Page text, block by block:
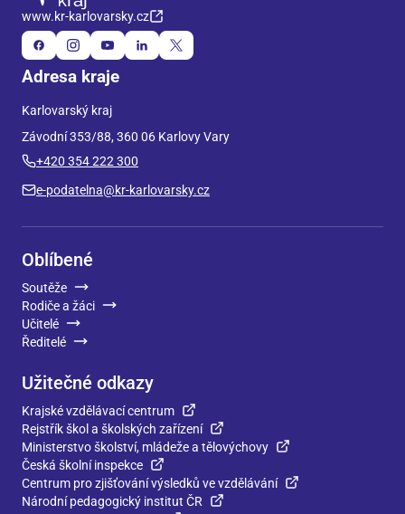
www.kr-karlovarsky.cz
Adresa kraje
Karlovarský kraj
Závodní 353/88, 360 06 Karlovy Vary
+420 354 222 300
e-podatelna@kr-karlovarsky.cz
Oblíbené
Soutěže
Rodiče a žáci
Učitelé
Ředitelé
Užitečné odkazy
Krajské vzdělávací centrum
Rejstřík škol a školských zařízení
Ministerstvo školství, mládeže a tělovýchovy
Česká školní inspekce
Centrum pro zjišťování výsledků ve vzdělávání
Národní pedagogický institut ČR